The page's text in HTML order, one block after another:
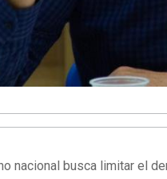
nacional busca limitar el